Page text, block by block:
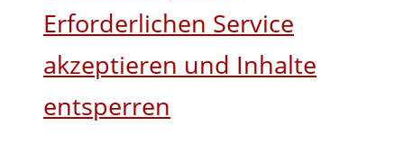
Erforderlichen Service
akzeptieren und Inhalte
entsperren